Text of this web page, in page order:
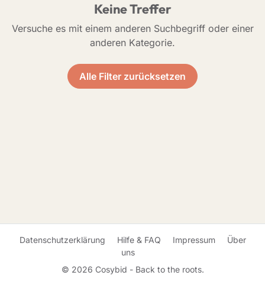
Keine Treffer
Versuche es mit einem anderen Suchbegriff oder einer
anderen Kategorie.
Alle Filter zurücksetzen
Datenschutzerklärung Hilfe & FAQ Impressum
Über
uns
© 2026 Cosybid - Back to the roots.